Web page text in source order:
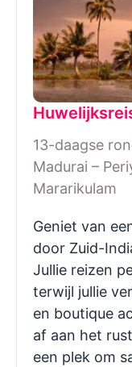
13-daagse
Madurai –
Mararikulam
Geniet van
door Zuid-
Jullie reizen
terwijl jullie
en boutique
af aan het
een plek om